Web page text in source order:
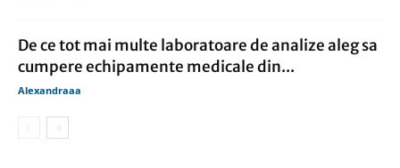
De ce tot mai multe laboratoare de analize aleg sa
cumpere echipamente medicale din...
Alexandraaa